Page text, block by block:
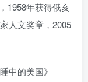
1958年获得俄亥
人文奖章，2005
中的美国》